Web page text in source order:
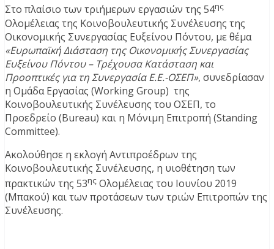
Στο πλαίσιο των τριήμερων εργασιών της 54ης
Ολομέλειας της Κοινοβουλευτικής Συνέλευσης της
Οικονομικής Συνεργασίας Ευξείνου Πόντου, με θέμα
«Ευρωπαϊκή Διάσταση της Οικονομικής Συνεργασίας
Ευξείνου Πόντου – Τρέχουσα Κατάσταση και
Προοπτικές για τη Συνεργασία Ε.Ε.-ΟΣΕΠ», συνεδρίασαν
η Ομάδα Εργασίας (Working Group) της
Κοινοβουλευτικής Συνέλευσης του ΟΣΕΠ, το
Προεδρείο (Bureau) και η Μόνιμη Επιτροπή (Standing
Committee).
Ακολούθησε η εκλογή Αντιπροέδρων της
Κοινοβουλευτικής Συνέλευσης, η υιοθέτηση των
πρακτικών της 53ης Ολομέλειας του Ιουνίου 2019
(Μπακού) και των προτάσεων των τριών Επιτροπών της
Συνέλευσης.